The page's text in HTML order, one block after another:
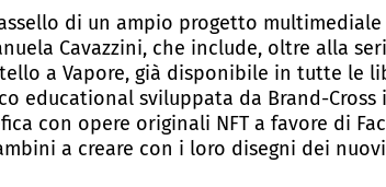
di un ampio progetto
Cavazzini, che include, oltre alla
a Vapore, già disponibile in tutte le
educational sviluppata da Brand-Cross
con opere originali NFT a favore di
a creare con i loro disegni dei